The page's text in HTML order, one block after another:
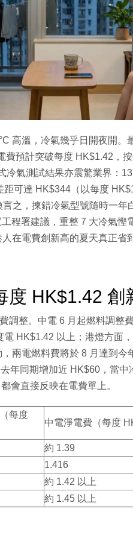
高溫，冷氣幾乎日開夜開。
預計突破每度 HK$1.42，
氣測試結果亦震驚業界：
可達 HK$344（以每度
之，揀錯冷氣型號隨時一年
程署建議，重整 7 大冷氣慳
在電費創新高的夏天真正省
度 HK$1.42 創
調整。中電 6 月起燃料調整
HK$1.42 以上；港燈方面
兩電燃料費將於 8 月達到今
年同期增加近 HK$60，當中
會直接反映在電費單上。
每度
中電淨電費（每度
約 1.39
1.416
約 1.42 以上
約 1.45 以上